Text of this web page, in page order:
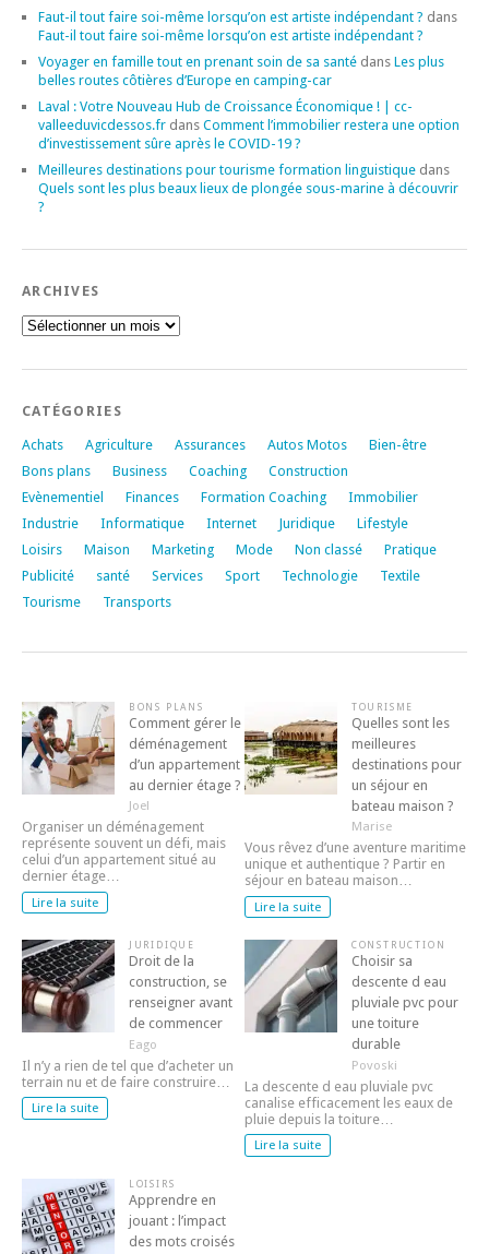
Faut-il tout faire soi-même lorsqu’on est artiste indépendant ? dans
Faut-il tout faire soi-même lorsqu’on est artiste indépendant ?
Voyager en famille tout en prenant soin de sa santé dans Les plus
belles routes côtières d’Europe en camping-car
Laval : Votre Nouveau Hub de Croissance Économique ! | cc-
valleeduvicdessos.fr dans Comment l’immobilier restera une option
d’investissement sûre après le COVID-19 ?
Meilleures destinations pour tourisme formation linguistique dans
Quels sont les plus beaux lieux de plongée sous-marine à découvrir
?
ARCHIVES
Archives
CATÉGORIES
Achats Agriculture Assurances Autos Motos
Bien-être
Bons plans
Business Coaching
Construction
Evènementiel
Finances Formation Coaching
Immobilier
Industrie
Informatique Internet Juridique
Lifestyle
Loisirs
Maison Marketing Mode Non classé
Pratique
Publicité
santé Services Sport Technologie
Textile
Tourisme
Transports
BONS PLANS
Comment gérer le
déménagement
d’un appartement
au dernier étage ?
Joel
Organiser un déménagement
représente souvent un défi, mais
celui d’un appartement situé au
dernier étage…
Lire la suite
TOURISME
Quelles sont les
meilleures
destinations pour
un séjour en
bateau maison ?
Marise
Vous rêvez d’une aventure maritime
unique et authentique ? Partir en
séjour en bateau maison…
Lire la suite
JURIDIQUE
Droit de la
construction, se
renseigner avant
de commencer
Eago
Il n’y a rien de tel que d’acheter un
terrain nu et de faire construire…
Lire la suite
CONSTRUCTION
Choisir sa
descente d eau
pluviale pvc pour
une toiture
durable
Povoski
La descente d eau pluviale pvc
canalise efficacement les eaux de
pluie depuis la toiture…
Lire la suite
LOISIRS
Apprendre en
jouant : l’impact
des mots croisés